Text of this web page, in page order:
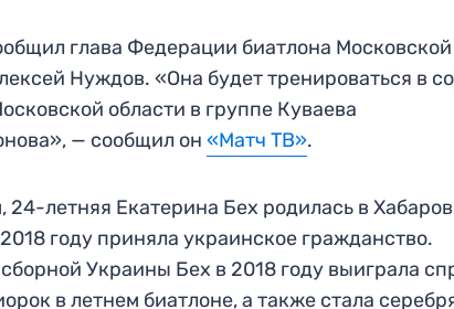
глава Федерации биатлона Московской
Нуждов. «Она будет тренироваться в
области в группе Куваева
— сообщил он«Матч ТВ».
24-летняя Екатерина Бех родилась в
году приняла украинское гражданство.
Украины Бех в 2018 году выиграла
в летнем биатлоне, а также стала